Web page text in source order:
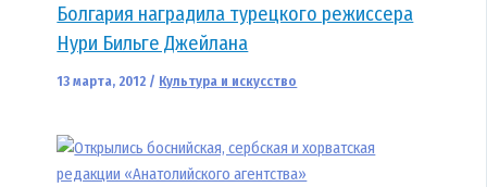
Болгария наградила турецкого режиссера
Нури Бильге Джейлана
13 марта, 2012 / Культура и искусство